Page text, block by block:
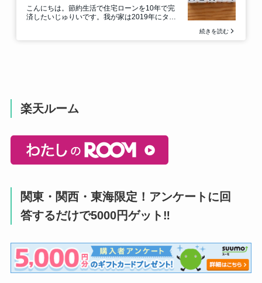
楽天ルーム
関東・関西・東海限定！アンケートに回
答するだけで5000円ゲット‼